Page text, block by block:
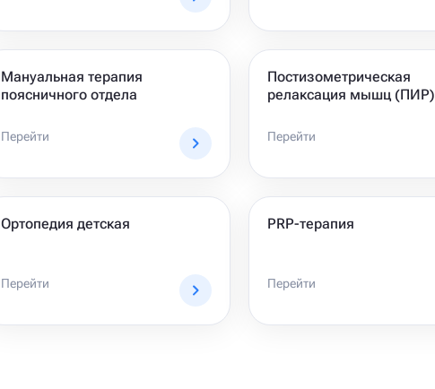
Мануальная терапия
поясничного отдела
Перейти
Постизометрическая
релаксация мышц (ПИР)
Перейти
Ортопедия детская
Перейти
PRP-терапия
Перейти